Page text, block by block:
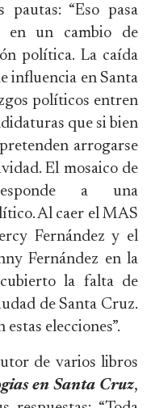
pautas: “Eso pasa
en un cambio de
política. La caída
influencia en Santa
políticos entren
que si bien
arrogarse
El mosaico de
a una
Al caer el MAS
Fernández y el
Fernández en la
la falta de
de Santa Cruz.
elecciones”.
de varios libros
en Santa Cruz,